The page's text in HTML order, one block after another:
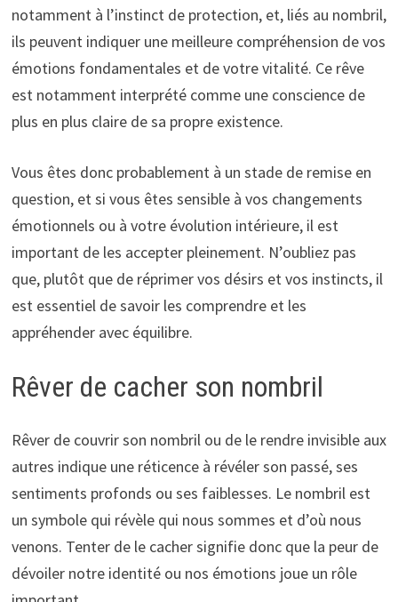
notamment à l’instinct de protection, et, liés au nombril,
ils peuvent indiquer une meilleure compréhension de vos
émotions fondamentales et de votre vitalité. Ce rêve
est notamment interprété comme une conscience de
plus en plus claire de sa propre existence.
Vous êtes donc probablement à un stade de remise en
question, et si vous êtes sensible à vos changements
émotionnels ou à votre évolution intérieure, il est
important de les accepter pleinement. N’oubliez pas
que, plutôt que de réprimer vos désirs et vos instincts, il
est essentiel de savoir les comprendre et les
appréhender avec équilibre.
Rêver de cacher son nombril
Rêver de couvrir son nombril ou de le rendre invisible aux
autres indique une réticence à révéler son passé, ses
sentiments profonds ou ses faiblesses. Le nombril est
un symbole qui révèle qui nous sommes et d’où nous
venons. Tenter de le cacher signifie donc que la peur de
dévoiler notre identité ou nos émotions joue un rôle